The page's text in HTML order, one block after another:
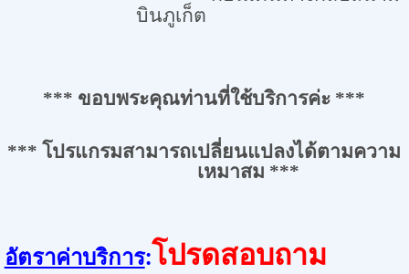
บินภูเก็ต
*** ขอบพระคุณท่านที่ใช้บริการค่ะ ***
***โปรแกรมสามารถเปลี่ยนแปลงได้ตามความ
เหมาสม ***
อัตราค่าบริการ:โปรดสอบถาม